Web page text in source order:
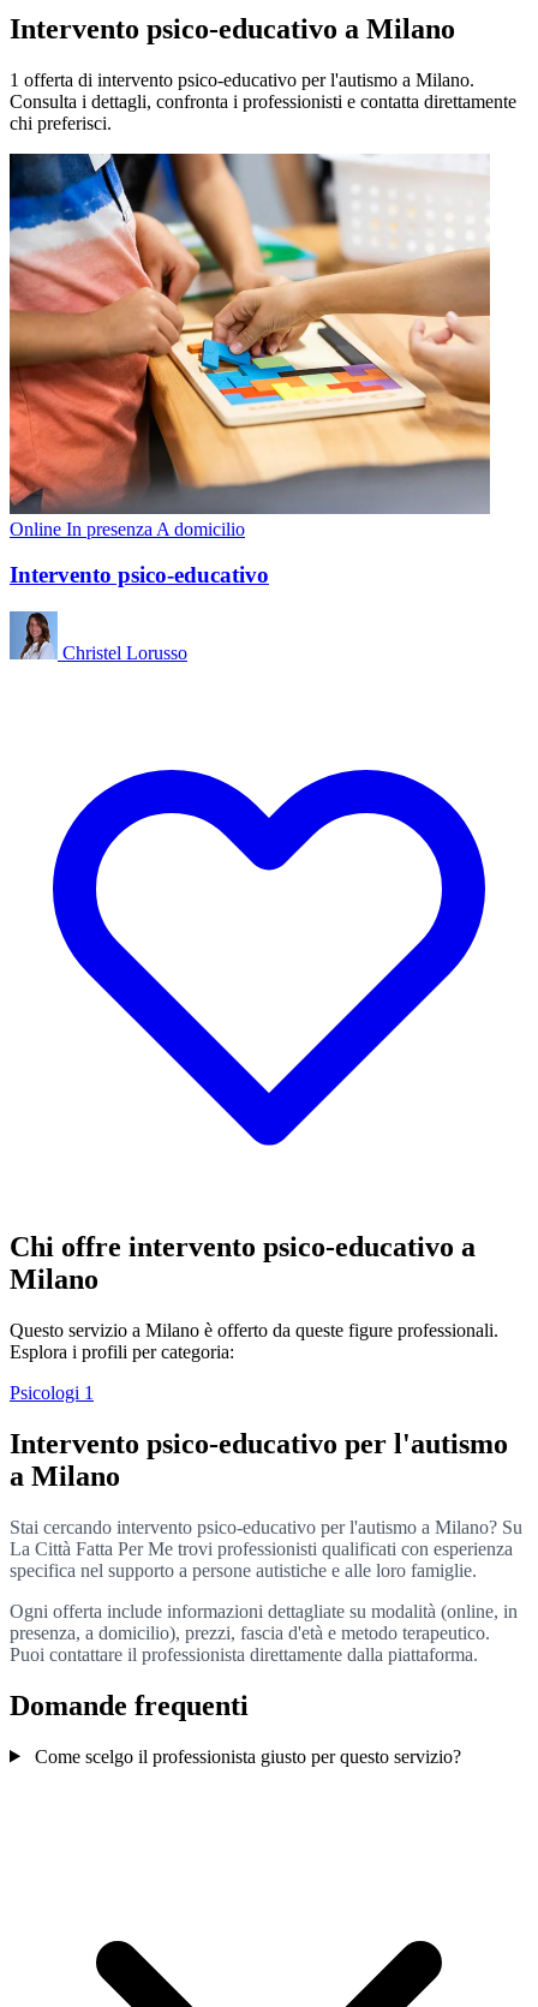
Intervento psico-educativo a Milano
1 offerta di intervento psico-educativo per l'autismo a Milano.
Consulta i dettagli, confronta i professionisti e contatta direttamente
chi preferisci.
Online In presenza A domicilio
Intervento psico-educativo
Christel Lorusso
Chi offre intervento psico-educativo a
Milano
Questo servizio a Milano è offerto da queste figure professionali.
Esplora i profili per categoria:
Psicologi 1
Intervento psico-educativo per l'autismo
a Milano
Stai cercando intervento psico-educativo per l'autismo a Milano? Su
La Città Fatta Per Me trovi professionisti qualificati con esperienza
specifica nel supporto a persone autistiche e alle loro famiglie.
Ogni offerta include informazioni dettagliate su modalità (online, in
presenza, a domicilio), prezzi, fascia d'età e metodo terapeutico.
Puoi contattare il professionista direttamente dalla piattaforma.
Domande frequenti
Come scelgo il professionista giusto per questo servizio?